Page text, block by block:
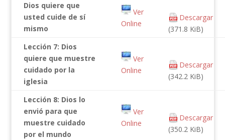
Dios quiere que
usted cuide de sí
mismo
Ver
Online
Descargar
(371.8 KiB)
Lección 7: Dios
quiere que muestre
cuidado por la
iglesia
Ver
Online
Descargar
(342.2 KiB)
Lección 8: Dios lo
envió para que
muestre cuidado
por el mundo
Ver
Online
Descargar
(350.2 KiB)